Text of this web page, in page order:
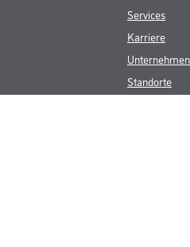
Services
Karriere
Unternehmen
Standorte